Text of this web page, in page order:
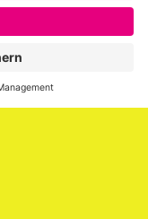
Seit 2009 schreibt